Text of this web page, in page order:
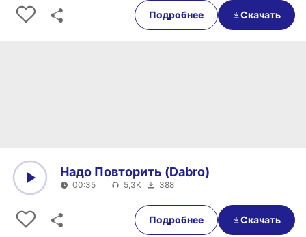
Подробнее Скачать
00:35
Надо Повторить (Dabro)
00:35 5,3K 388
Подробнее Скачать